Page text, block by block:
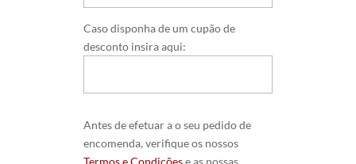
Caso disponha de um cupão de
desconto insira aqui:
Antes de efetuar a o seu pedido de
encomenda, verifique os nossos